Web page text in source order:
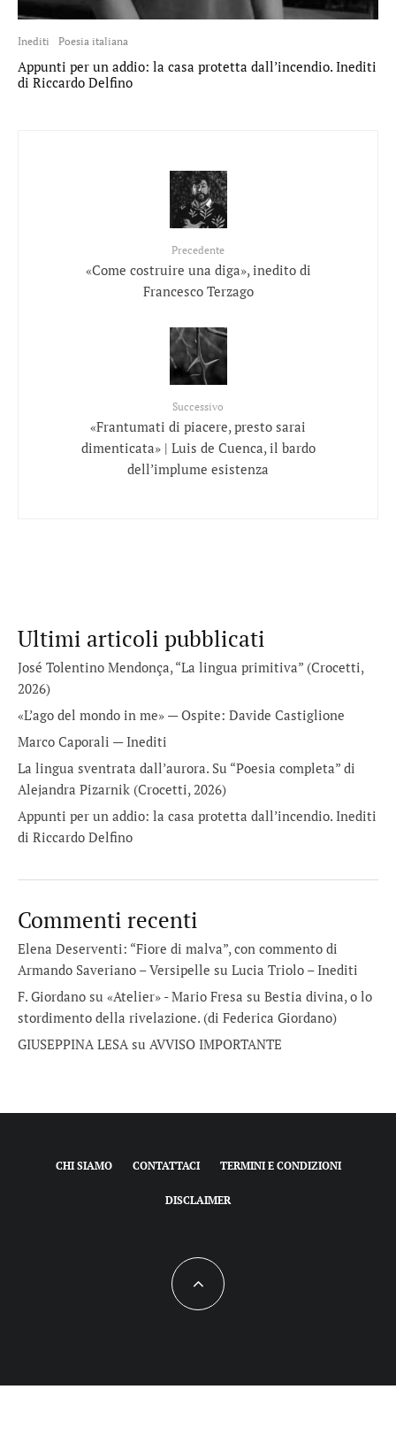
Inediti Poesia italiana
Appunti per un addio: la casa protetta dall’incendio. Inediti
di Riccardo Delfino
Precedente
«Come costruire una diga», inedito di
Francesco Terzago
Successivo
«Frantumati di piacere, presto sarai
dimenticata» | Luis de Cuenca, il bardo
dell’implume esistenza
Ultimi articoli pubblicati
José Tolentino Mendonça, “La lingua primitiva” (Crocetti,
2026)
«L’ago del mondo in me» — Ospite: Davide Castiglione
Marco Caporali — Inediti
La lingua sventrata dall’aurora. Su “Poesia completa” di
Alejandra Pizarnik (Crocetti, 2026)
Appunti per un addio: la casa protetta dall’incendio. Inediti
di Riccardo Delfino
Commenti recenti
Elena Deserventi: “Fiore di malva”, con commento di
Armando Saveriano – Versipelle su Lucia Triolo – Inediti
F. Giordano su «Atelier» - Mario Fresa su Bestia divina, o lo
stordimento della rivelazione. (di Federica Giordano)
GIUSEPPINA LESAsu AVVISO IMPORTANTE
CHI SIAMO CONTATTACI TERMINI E CONDIZIONI
DISCLAIMER